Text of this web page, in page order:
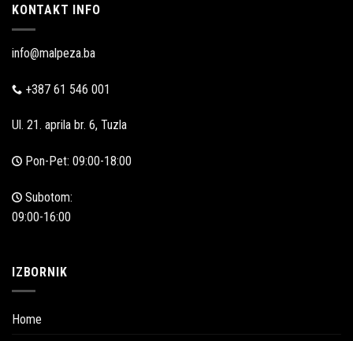
KONTAKT INFO
info@malpeza.ba
+387 61 546 001
Ul. 21. aprila br. 6, Tuzla
Pon-Pet: 09:00-18:00
Subotom:
09:00-16:00
IZBORNIK
Home